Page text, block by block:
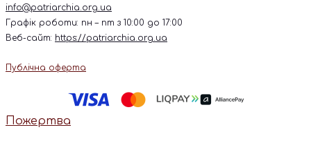
info@patriarchia.org.ua
Графік роботи: пн – пт з 10:00 до 17:00
Веб-сайт: https://patriarchia.org.ua
Публічна оферта
Пожертва